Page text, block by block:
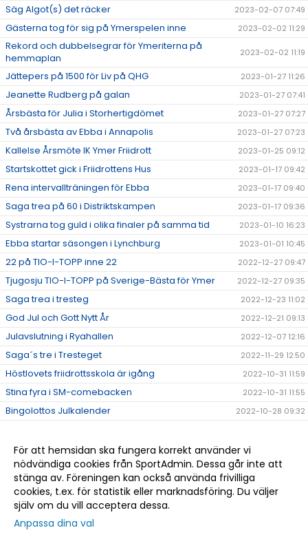
Säg Algot(s) det räcker 2023-02-07 07:49
Gästerna tog för sig på Ymerspelen inne 2023-02-02 11:29
Rekord och dubbelsegrar för Ymeriterna på
hemmaplan
2023-02-02 11:19
Jättepers på 1500 för Liv på QHG 2023-01-27 11:26
Jeanette Rudberg på galan 2023-01-27 07:41
Årsbästa för Julia i Storhertigdömet 2023-01-27 07:27
Två årsbästa av Ebba i Annapolis 2023-01-27 07:23
Kallelse Årsmöte IK Ymer Friidrott 2023-01-25 09:12
Startskottet gick i Friidrottens Hus 2023-01-17 09:42
Rena intervallträningen för Ebba 2023-01-17 09:40
Saga trea på 60 i Distriktskampen 2023-01-17 09:36
Systrarna tog guld i olika finaler på samma tid 2023-01-10 16:23
Ebba startar säsongen i Lynchburg 2023-01-01 10:45
22 på TIO-I-TOPP inne 22 2022-12-27 09:47
Tjugosju TIO-I-TOPP på Sverige-Bästa för Ymer 2022-12-27 09:35
Saga trea i tresteg 2022-12-23 11:02
God Jul och Gott Nytt År 2022-12-21 09:13
Julavslutning i Ryahallen 2022-12-07 12:16
Saga´s tre i Tresteget 2022-11-29 12:50
Höstlovets friidrottsskola är igång 2022-10-31 11:59
Stina fyra i SM-comebacken 2022-10-31 11:55
Bingolottos Julkalender 2022-10-28 09:32
Eric tog hem femman i Alingsås 2022-10-11 11:20
Det kom en skur... 2022-10-06 13:04
Tre GM-medaljer till Ymer 2022-09-20 09:35
För att hemsidan ska fungera korrekt använder vi
nödvändiga cookies från SportAdmin. Dessa går inte att
stänga av. Föreningen kan också använda frivilliga
cookies, t.ex. för statistik eller marknadsföring. Du väljer
själv om du vill acceptera dessa.
Anpassa dina val